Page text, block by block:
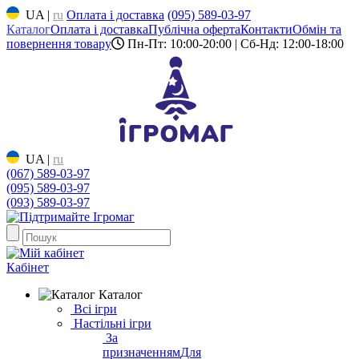
UA | ru Оплата і доставка (095) 589-03-97
КаталогОплата і доставкаПублічна офертаКонтактиОбмін та
повернення товару
Пн-Пт: 10:00-20:00 | Сб-Нд: 12:00-18:00
UA | ru
(067) 589-03-97
(095) 589-03-97
(093) 589-03-97
Кабінет
Каталог
Всі ігри
Настільні ігри
За
призначеннямДля